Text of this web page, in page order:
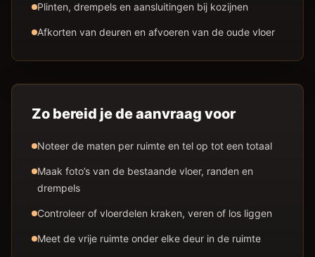
Plinten, drempels en aansluitingen bij kozijnen
Afkorten van deuren en afvoeren van de oude vloer
Zo bereid je de aanvraag voor
Noteer de maten per ruimte en tel op tot een totaal
Maak foto’s van de bestaande vloer, randen en
drempels
Controleer of vloerdelen kraken, veren of los liggen
Meet de vrije ruimte onder elke deur in de ruimte